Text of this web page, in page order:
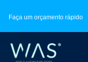
Faça um orçamento rápido